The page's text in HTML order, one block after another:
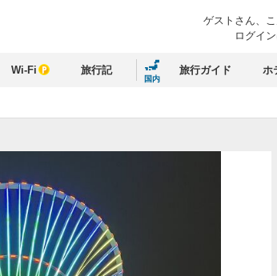
ゲストさん、
ログイ
Wi-Fi 旅行記
国内
旅行ガイド ホ